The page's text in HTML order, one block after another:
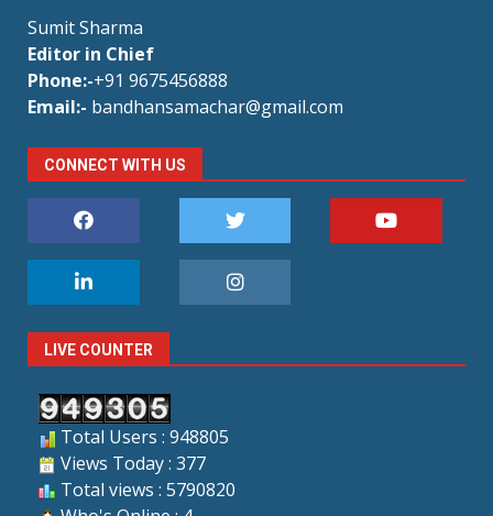
Sumit Sharma
Editor in Chief
Phone:-+91 9675456888
Email:- bandhansamachar@gmail.com
CONNECT WITH US
LIVE COUNTER
Total Users : 948805
Views Today : 377
Total views : 5790820